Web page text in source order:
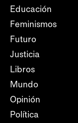
Educación
Feminismos
Futuro
Justicia
Libros
Mundo
Opinión
Política